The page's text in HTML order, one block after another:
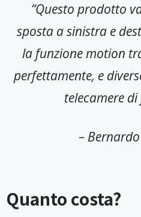
“Questo prodotto
sposta a sinistra e
la funzione motion
perfettamente, e
telecamere
–
Quanto costa?